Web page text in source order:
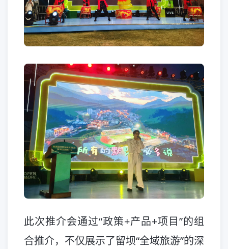
此次推介会通过“政策+产品+项目”的组
合推介，不仅展示了留坝“全域旅游”的深